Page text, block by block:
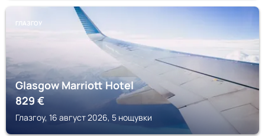
ГЛАЗГОУ
Glasgow Marriott Hotel
829€
Глазгоу, 16 август 2026, 5 нощувки